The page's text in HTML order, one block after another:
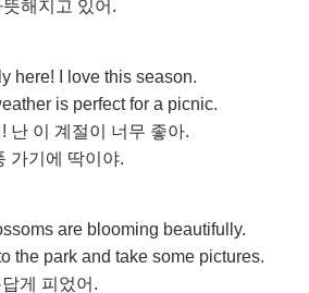
해지고 있어.
here! I love this season.
is perfect for a picnic.
난 이 계절이 너무 좋아.
가기에 딱이야.
are blooming beautifully.
the park and take some pictures.
게 피었어.